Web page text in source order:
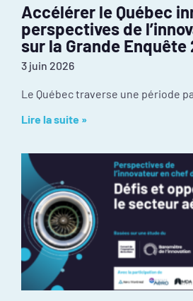
Accélérer le Québec
perspectives de
sur la Grande Enquête
3 juin 2026
Lire la suite »